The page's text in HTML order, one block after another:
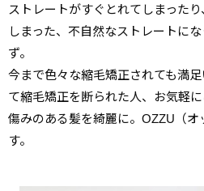
ストレートがすぐとれてしまった
しまった、不自然なストレートに
ず。
今まで色々な縮毛矯正されても満
て縮毛矯正を断られた人、お気軽に
傷みのある髪を綺麗に。OZZU（オ
す。